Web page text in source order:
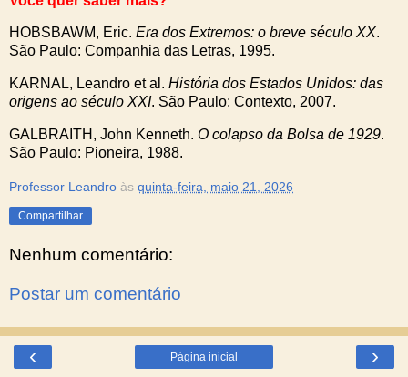
HOBSBAWM, Eric. Era dos Extremos: o breve século XX.
São Paulo: Companhia das Letras, 1995.
KARNAL, Leandro et al. História dos Estados Unidos: das
origens ao século XXI. São Paulo: Contexto, 2007.
GALBRAITH, John Kenneth. O colapso da Bolsa de 1929.
São Paulo: Pioneira, 1988.
Professor Leandro às quinta-feira, maio 21, 2026
Compartilhar
Nenhum comentário:
Postar um comentário
‹ ›
Página inicial